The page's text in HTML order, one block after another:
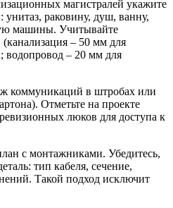
магистралей укажите
унитаз, раковину, душ, ванну,
машины. Учитывайте
– 50 мм для
водопровод – 20 мм для
коммуникаций в штробах или
Отметьте на проекте
люков для доступа к
с монтажниками. Убедитесь,
тип кабеля, сечение,
Такой подход исключит